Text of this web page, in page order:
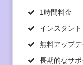
1時間料金
インスタン
無料アップデ
長期的なサポ